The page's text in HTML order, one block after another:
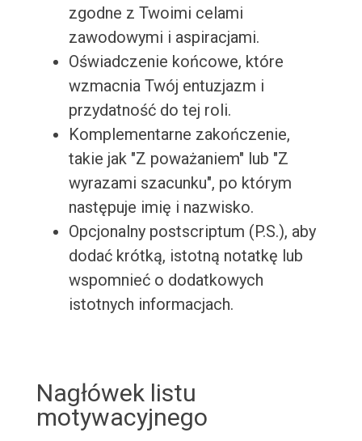
zgodne z Twoimi celami
zawodowymi i aspiracjami.
Oświadczenie końcowe, które
wzmacnia Twój entuzjazm i
przydatność do tej roli.
Komplementarne zakończenie,
takie jak "Z poważaniem" lub "Z
wyrazami szacunku", po którym
następuje imię i nazwisko.
Opcjonalny postscriptum (P.S.), aby
dodać krótką, istotną notatkę lub
wspomnieć o dodatkowych
istotnych informacjach.
Nagłówek listu
motywacyjnego